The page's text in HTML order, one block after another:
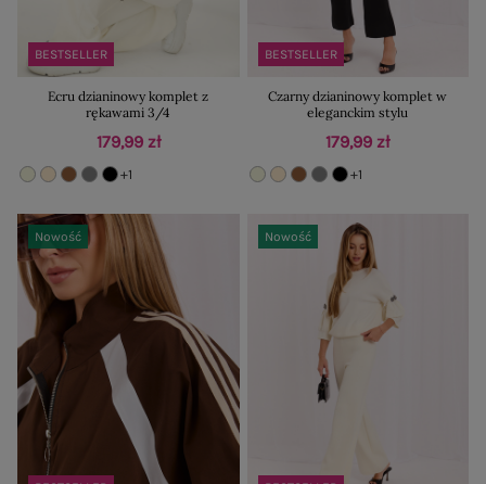
BESTSELLER
Ecru dzianinowy komplet z
rękawami 3/4
179,99 zł
+1
BESTSELLER
Czarny dzianinowy komplet w
eleganckim stylu
179,99 zł
+1
Nowość Nowość